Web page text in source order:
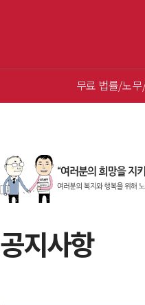
무료 법률/노
공지사항